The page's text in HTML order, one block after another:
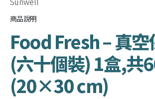
商品說明
Food Fresh – 真
(六十個裝) 1盒,共
(20×30 cm)